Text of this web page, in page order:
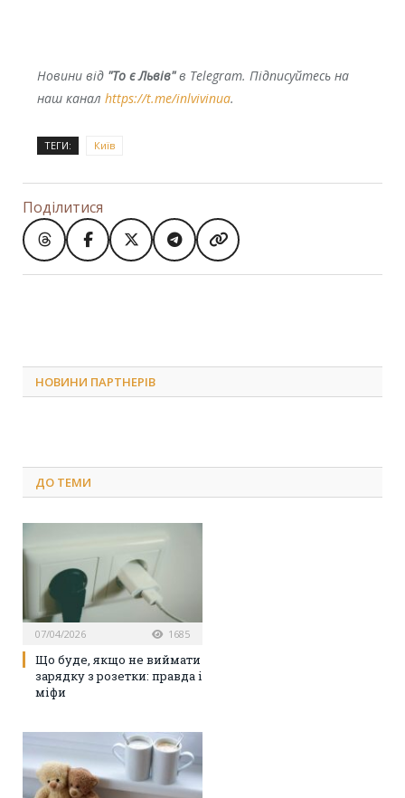
Новини від "То є Львів"в Telegram. Підписуйтесь на
наш канал https://t.me/inlvivinua.
ТЕГИ: Київ
Поділитися
НОВИНИ ПАРТНЕРІВ
ДО ТЕМИ
07/04/2026 1685
Що буде, якщо не виймати
зарядку з розетки: правда і
міфи